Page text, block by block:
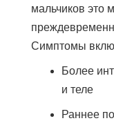
мальчиков это
Симптомы
Более
и теле
Раннее